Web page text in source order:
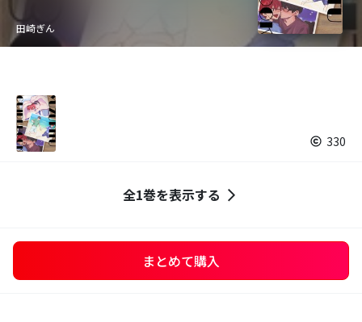
田崎ぎん
330
全1巻を表示する
まとめて購入